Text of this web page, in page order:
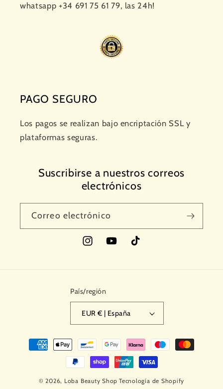
whatsapp +34 691 75 61 79, las 24h!
PAGO SEGURO
Los pagos se realizan bajo encriptación SSL y
plataformas seguras.
Suscribirse a nuestros correos
electrónicos
Correo electrónico
InstagramYouTubeTikTok
País/región
EUR € | España
Formas
© 2026, Loba Beauty Shop Tecnología de Shopify